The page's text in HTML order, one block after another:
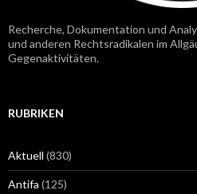
Recherche, Dokumentation und
und anderen Rechtsradikalen im
Gegenaktivitäten.
RUBRIKEN
Aktuell (830)
Antifa (125)